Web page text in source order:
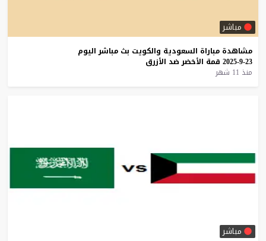
مباشر
مشاهدة مباراة السعودية والكويت بث مباشر اليوم
23-9-2025
قمة الأخضر ضد الأزرق
منذ 11 شهر
مباشر